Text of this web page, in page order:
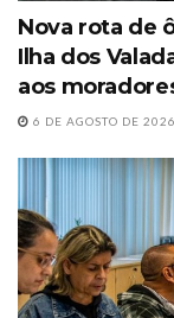
Nova rota de
Ilha dos
aos
6 DE AGOSTO DE 2026